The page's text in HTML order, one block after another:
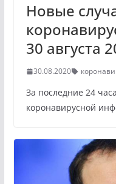
Новые
30 августа
30.08.2020
За последние 24
коронавирусной